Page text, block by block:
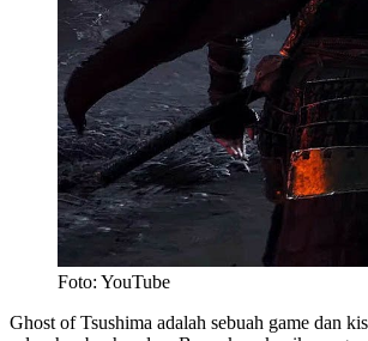
Foto: YouTube
Ghost of Tsushima adalah sebuah game dan